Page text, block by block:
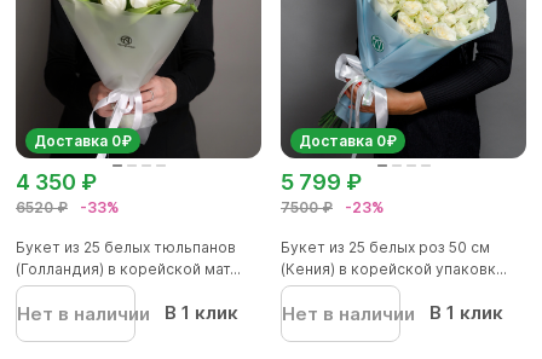
Доставка 0₽
6520 ₽ -33%
4 350 ₽
Букет из 25 белых тюльпанов
(Голландия) в корейской мат...
Нет в наличии В 1 клик
Доставка 0₽
7500 ₽ -23%
5 799 ₽
Букет из 25 белых роз 50 см
(Кения) в корейской упаковк...
Нет в наличии В 1 клик